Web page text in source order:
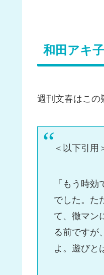
和田アキ
週刊文春はこの
＜以下引用
「もう時
でした。た
て、徹マン
る前ですが
よ。遊びと